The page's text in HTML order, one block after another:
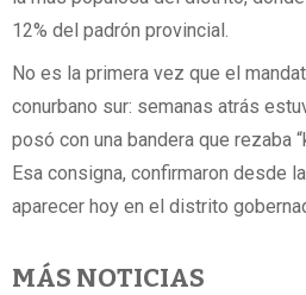
12% del padrón provincial.
No es la primera vez que el
conurbano sur: semanas atrás
posó con una bandera que rezaba
Esa consigna, confirmaron desde
aparecer hoy en el distrito
MÁS NOTICIAS